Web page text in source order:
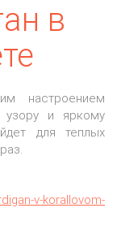
в
настроением
узору и яркому
для теплых
v-korallovom-